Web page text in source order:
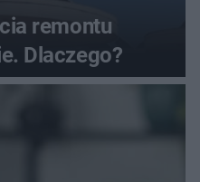
remontu
Dlaczego?